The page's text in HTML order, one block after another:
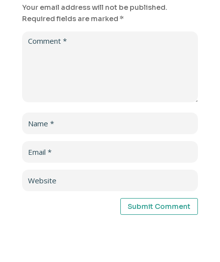
Your email address will not be published.
Required fields are marked *
Submit Comment